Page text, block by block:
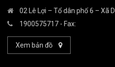
02 Lê Lợi – Tổ dân phố 6 – Xã
1900575717 - Fax:
Xem bản đồ